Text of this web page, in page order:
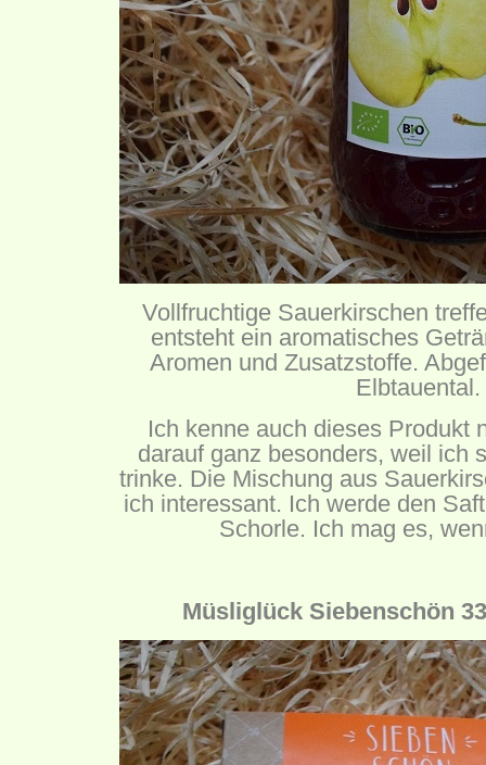
Vollfruchtige Sauerkirschen
entsteht ein aromatisches
Aromen und Zusatzstoffe.
Elbtauental.
Ich kenne auch dieses Produkt
darauf ganz besonders, weil ich
trinke. Die Mischung aus
ich interessant. Ich werde den
Schorle. Ich mag es,
Müsliglück Siebenschön